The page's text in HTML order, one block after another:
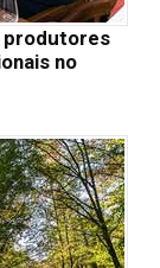
produtores
no